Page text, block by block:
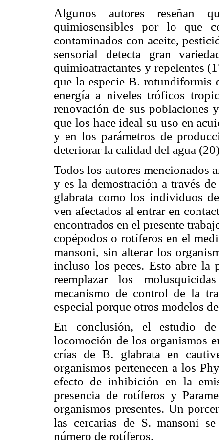
Algunos autores reseñan
quimiosensibles por lo que
contaminados con aceite,
sensorial detecta gran
quimioatractantes y repelentes
que la especie B. rotundiformis
energía a niveles tróficos
renovación de sus
que los hace ideal su uso en
y en los parámetros de
deteriorar la calidad del agua
Todos los autores mencionados
y es la demostración a través
glabrata como los individuos
ven afectados al entrar en
encontrados en el presente
copépodos o rotíferos en el
mansoni, sin alterar los
incluso los peces. Esto abre la
reemplazar los
mecanismo de control de la
especial porque otros modelos
En conclusión, el estudio
locomoción de los organismos
crías de B. glabrata en
organismos pertenecen a los
efecto de inhibición en la
presencia de rotíferos y
organismos presentes. Un
las cercarias de S. mansoni
número de rotíferos.